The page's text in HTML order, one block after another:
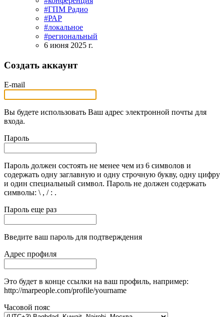
#ГПМ Радио
#РАР
#локальное
#региональный
6 июня 2025 г.
Создать аккаунт
E-mail
Вы будете использовать Ваш адрес электронной почты для
входа.
Пароль
Пароль должен состоять не менее чем из 6 символов и
содержать одну заглавную и одну строчную букву, одну цифру
и один специальный символ. Пароль не должен содержать
символы: \ , / : .
Пароль еще раз
Введите ваш пароль для подтверждения
Адрес профиля
Это будет в конце ссылки на ваш профиль, например:
http://marpeople.com/profile/yourname
Часовой пояс